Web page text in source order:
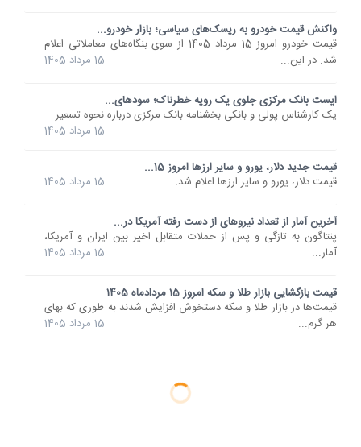
واکنش قیمت خودرو به ریسک‌های سیاسی؛ بازار خودرو...
قیمت خودرو امروز 15 مرداد 1405 از سوی بنگاه‌های معاملاتی اعلام
شد. در این...
15 مرداد 1405
ایست بانک مرکزی جلوی یک رویه خطرناک؛ سودهای...
یک کارشناس پولی و بانکی بخشنامه بانک مرکزی درباره نحوه تسعیر...
15 مرداد 1405
قیمت جدید دلار، یورو و سایر ارزها امروز 15...
قیمت دلار، یورو و سایر ارزها اعلام شد.
15 مرداد 1405
آخرین آمار از تعداد نیروهای از دست رفته آمریکا در...
پنتاگون به تازگی و پس از حملات متقابل اخیر بین ایران و آمریکا،
آمار...
15 مرداد 1405
قیمت بازگشایی بازار طلا و سکه امروز 15 مردادماه 1405
قیمت‌ها در بازار طلا و سکه دستخوش افزایش شدند به طوری که بهای
هر گرم...
15 مرداد 1405